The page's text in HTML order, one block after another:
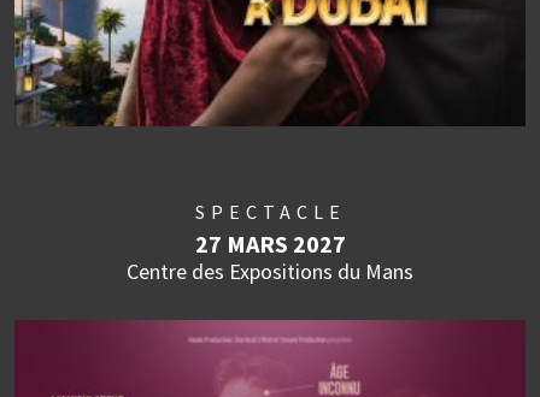
SPECTACLE
27 MARS 2027
Centre des Expositions du Mans